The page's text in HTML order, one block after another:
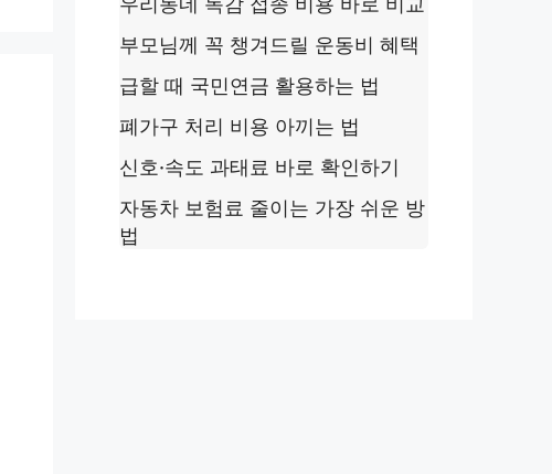
부모님께 꼭 챙겨드릴 운동비 혜택
급할 때 국민연금 활용하는 법
폐가구 처리 비용 아끼는 법
신호·속도 과태료 바로 확인하기
자동차 보험료 줄이는 가장 쉬운 방
법